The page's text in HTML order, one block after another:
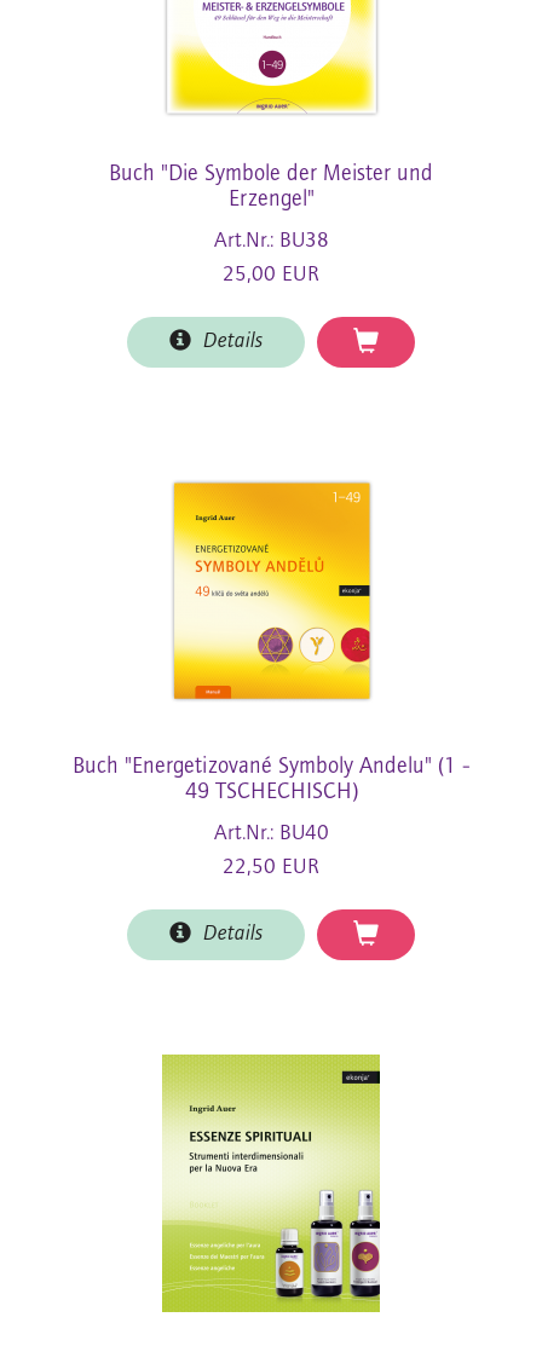
Buch "Die Symbole der Meister und
Erzengel"
Art.Nr.: BU38
25,00 EUR
Details
Buch "Energetizované Symboly Andelu" (1 -
49 TSCHECHISCH)
Art.Nr.: BU40
22,50 EUR
Details